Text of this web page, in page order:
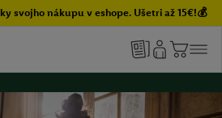
svojho nákupu v eshope. Ušetri až 15€!💰